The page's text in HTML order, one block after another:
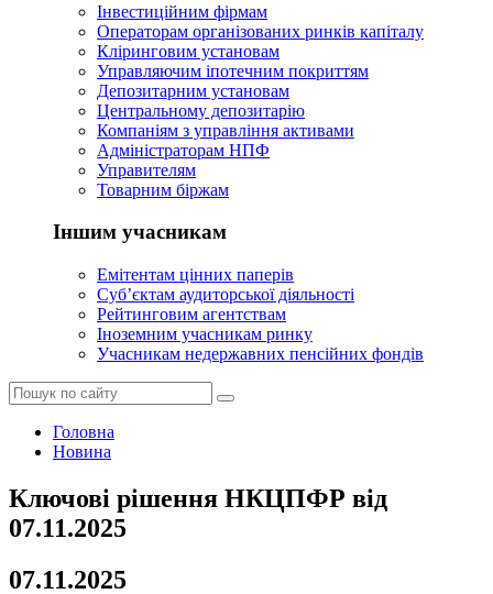
Інвестиційним фірмам
Операторам організованих ринків капіталу
Кліринговим установам
Управляючим іпотечним покриттям
Депозитарним установам
Центральному депозитарію
Компаніям з управління активами
Адміністраторам НПФ
Управителям
Товарним біржам
Іншим учасникам
Емітентам цінних паперів
Суб’єктам аудиторської діяльності
Рейтинговим агентствам
Іноземним учасникам ринку
Учасникам недержавних пенсійних фондів
Головна
Новина
Ключові рішення НКЦПФР від
07.11.2025
07.11.2025